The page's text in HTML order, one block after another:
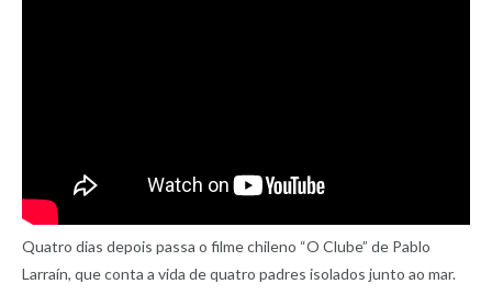
Quatro dias depois passa o filme chileno “O Clube” de Pablo
Larraín, que conta a vida de quatro padres isolados junto ao mar.